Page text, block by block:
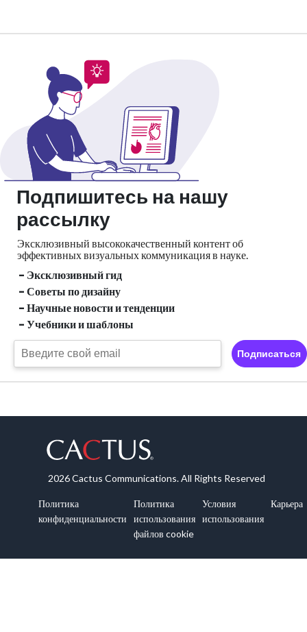
Подпишитесь на нашу
рассылку
Эксклюзивный высококачественный контент об
эффективных визуальныхкоммуникация в науке.
- Эксклюзивный гид
- Советы по дизайну
- Научные новости и тенденции
- Учебники и шаблоны
Подписаться
2026 Cactus Communications. All Rights Reserved
Политика
конфиденциальности
Политика
использования
файлов cookie
Условия
использования
Карьера